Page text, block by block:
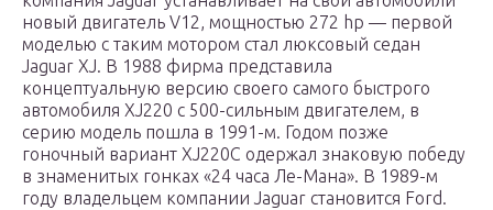
новый двигатель V12, мощностью 272 hp — первой
моделью с таким мотором стал люксовый седан
Jaguar XJ. В 1988 фирма представила
концептуальную версию своего самого быстрого
автомобиля XJ220 с 500-сильным двигателем, в
серию модель пошла в 1991-м. Годом позже
гоночный вариант XJ220C одержал знаковую победу
в знаменитых гонках «24 часа Ле-Мана». В 1989-м
году владельцем компании Jaguar становится Ford.